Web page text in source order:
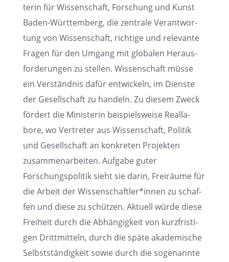
te­rin für Wissen­schaft, Forschung und Kunst
Baden-Württem­berg, die zentrale Verant­wor­
tung von Wissen­schaft, richtige und relevante
Fragen für den Umgang mit globa­len Heraus­
for­de­run­gen zu stellen. Wissen­schaft müsse
ein Verständ­nis dafür entwi­ckeln, im Dienste
der Gesell­schaft zu handeln. Zu diesem Zweck
fördert die Minis­te­rin beispiels­weise Realla­
bore, wo Vertre­ter aus Wissen­schaft, Politik
und Gesell­schaft an konkre­ten Projek­ten
zusam­men­ar­bei­ten. Aufgabe guter
Forschungs­po­li­tik sieht sie darin, Freiräume für
die Arbeit der Wissenschaftler*innen zu schaf­
fen und diese zu schüt­zen. Aktuell würde diese
Freiheit durch die Abhän­gig­keit von kurzfris­ti­
gen Dritt­mit­teln, durch die späte akade­mi­sche
Selbst­stän­dig­keit sowie durch die sogenannte